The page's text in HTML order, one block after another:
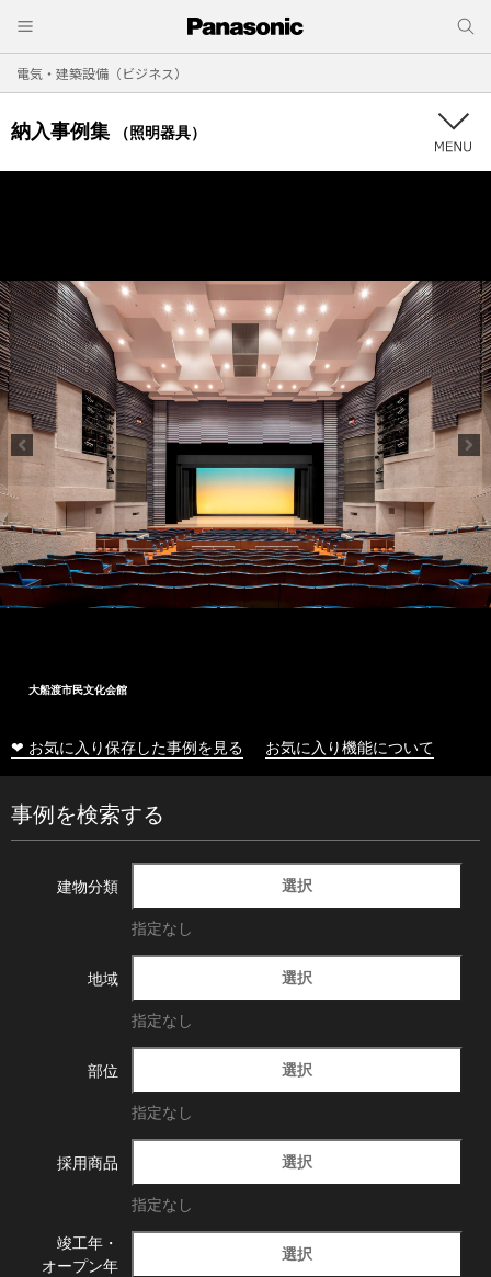
電気・建築設備（ビジネス）
納入事例集 （照明器具）
大船渡市民文化会館
❤ お気に入り保存した事例を見る お気に入り機能について
事例を検索する
建物分類 選択
指定なし
地域 選択
指定なし
部位 選択
指定なし
採用商品 選択
指定なし
竣工年・
オープン年
選択